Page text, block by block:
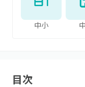
中小
目次